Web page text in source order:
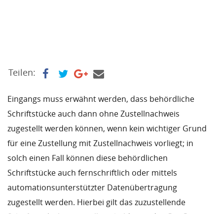
Teilen:
Eingangs muss erwähnt werden, dass behördliche
Schriftstücke auch dann ohne Zustellnachweis
zugestellt werden können, wenn kein wichtiger Grund
für eine Zustellung mit Zustellnachweis vorliegt; in
solch einen Fall können diese behördlichen
Schriftstücke auch fernschriftlich oder mittels
automationsunterstützter Datenübertragung
zugestellt werden. Hierbei gilt das zuzustellende